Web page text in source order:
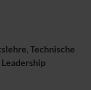
Technische